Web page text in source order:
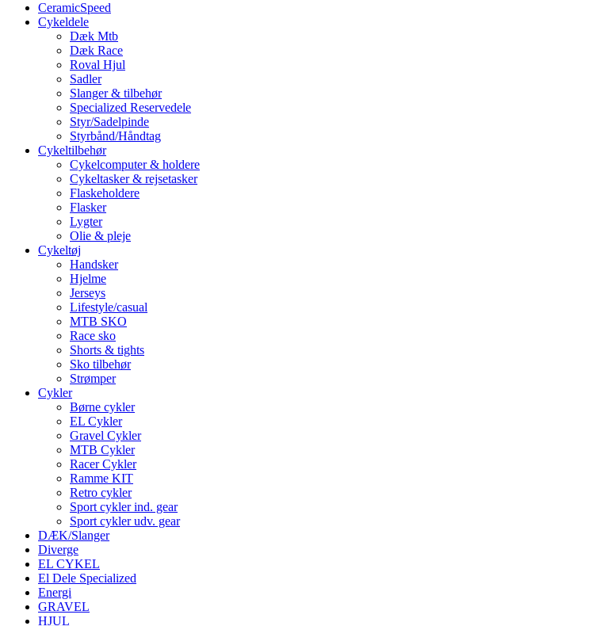
CeramicSpeed
Cykeldele
Dæk Mtb
Dæk Race
Roval Hjul
Sadler
Slanger & tilbehør
Specialized Reservedele
Styr/Sadelpinde
Styrbånd/Håndtag
Cykeltilbehør
Cykelcomputer & holdere
Cykeltasker & rejsetasker
Flaskeholdere
Flasker
Lygter
Olie & pleje
Cykeltøj
Handsker
Hjelme
Jerseys
Lifestyle/casual
MTB SKO
Race sko
Shorts & tights
Sko tilbehør
Strømper
Cykler
Børne cykler
EL Cykler
Gravel Cykler
MTB Cykler
Racer Cykler
Ramme KIT
Retro cykler
Sport cykler ind. gear
Sport cykler udv. gear
DÆK/Slanger
Diverge
EL CYKEL
El Dele Specialized
Energi
GRAVEL
HJUL